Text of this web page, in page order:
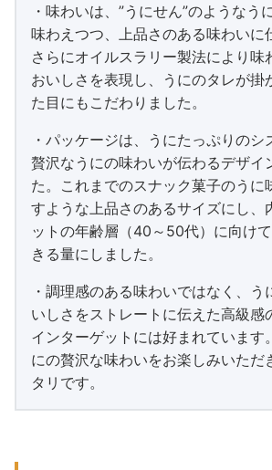
・味わいは、”うにせん”のようなう
味わえつつ、上品さのある味わいに
さらにオイルスラリー製法により味
おいしさを表現し、うにのタレが掛
た目にもこだわりました。
・パッケージは、うにたっぷりのシ
贅沢なうにの味わいが伝わるデザイ
た。これまでのスナック菓子のうに
すような上品さのあるサイズにし、
ットの年齢層（40～50代）に向け
きる量にしました。
・調理感のある味わいではなく、う
いしさをストレートに伝えた高級感
インターゲットには好まれています
にの贅沢な味わいをお楽しみいただ
タリです。